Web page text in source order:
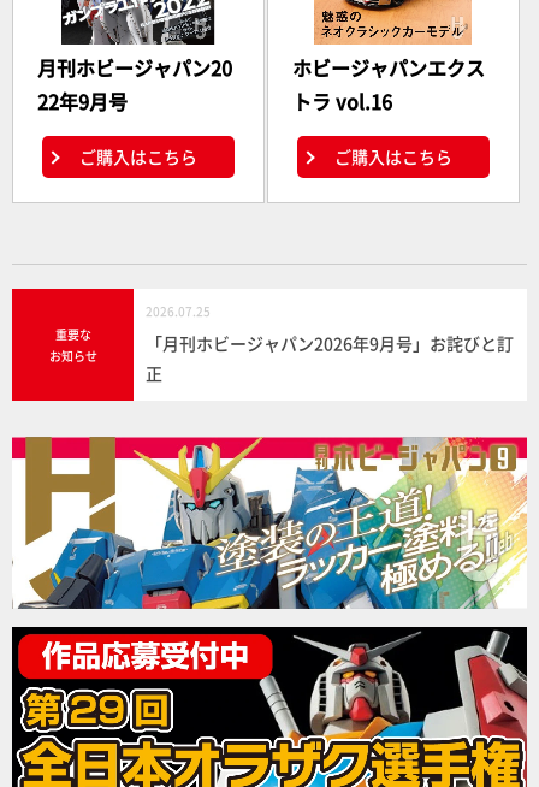
月刊ホビージャパン20
22年9月号
ご購入はこちら
ホビージャパンエクス
トラ vol.16
ご購入はこちら
重要な
お知らせ
2026.07.25
「月刊ホビージャパン2026年9月号」お詫びと訂
正